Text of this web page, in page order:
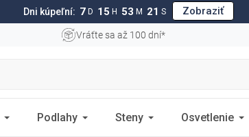
Dni kúpeľní: 7 D 15 H 53 M 20 S Zobraziť
Vráťte sa až 100 dní*
Podlahy Steny Osvetlenie